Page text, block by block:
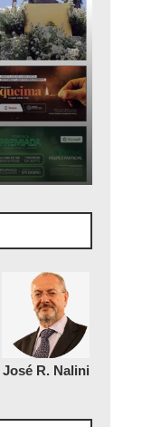
José R. Nalini